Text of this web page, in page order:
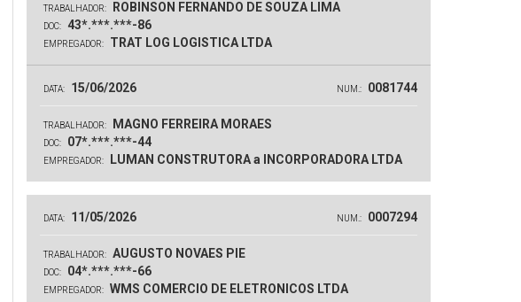
TRABALHADOR: ROBINSON FERNANDO DE SOUZA LIMA
DOC: 43*.***.***-86
EMPREGADOR: TRAT LOG LOGISTICA LTDA
DATA: 15/06/2026 NUM.: 0081744
TRABALHADOR: MAGNO FERREIRA MORAES
DOC: 07*.***.***-44
EMPREGADOR: LUMAN CONSTRUTORA a INCORPORADORA LTDA
DATA: 11/05/2026 NUM.: 0007294
TRABALHADOR: AUGUSTO NOVAES PIE
DOC: 04*.***.***-66
EMPREGADOR: WMS COMERCIO DE ELETRONICOS LTDA